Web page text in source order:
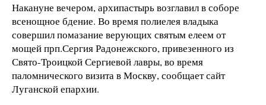
Накануне вечером, архипастырь возглавил в соборе
всенощное бдение. Во время полиелея владыка
совершил помазание верующих святым елеем от
мощей прп.Сергия Радонежского, привезенного из
Свято-Троицкой Сергиевой лавры, во время
паломнического визита в Москву, сообщает сайт
Луганской епархии.